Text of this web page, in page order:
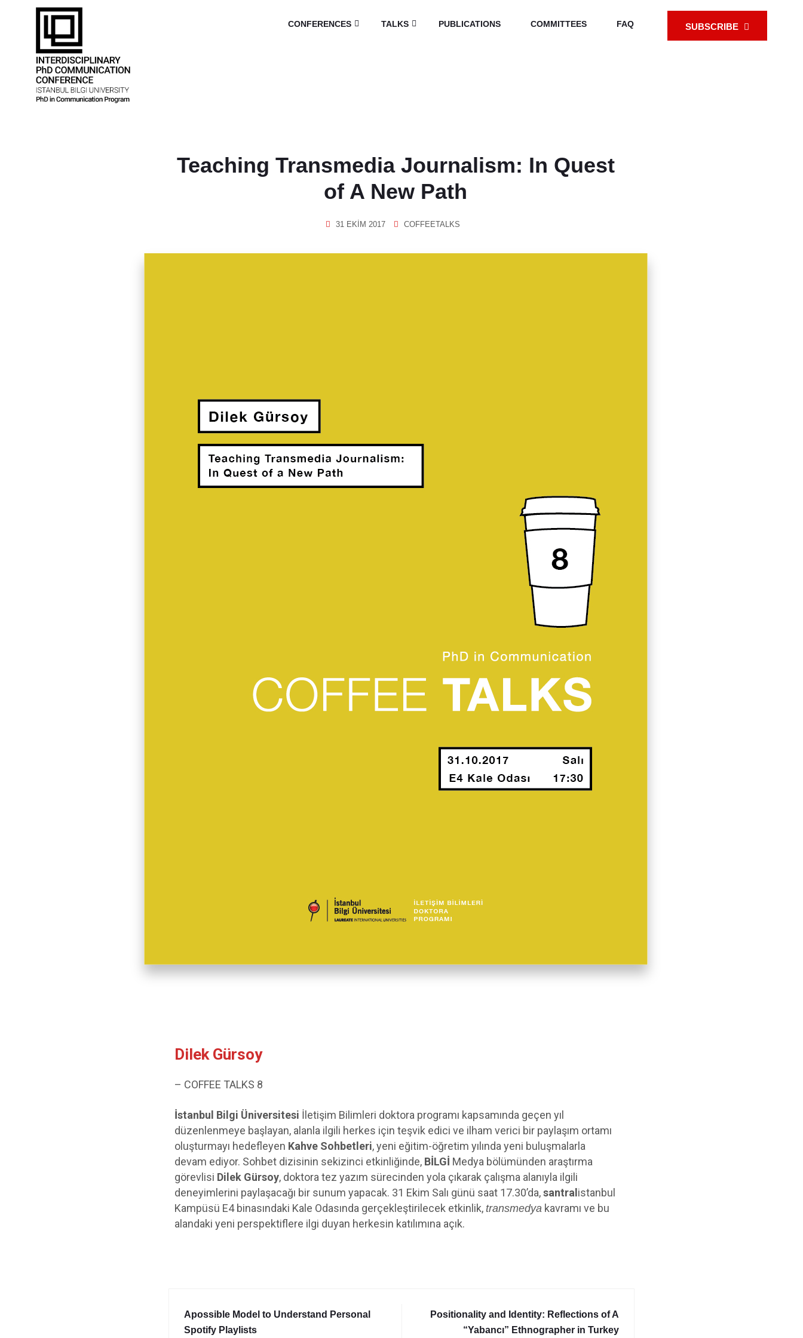
CONFERENCES TALKS PUBLICATIONS COMMITTEES FAQ SUBSCRIBE
Teaching Transmedia Journalism: In Quest
of A New Path
31 EKIM 2017 COFFEETALKS
Dilek Gürsoy
– COFFEE TALKS 8
İstanbul Bilgi Üniversitesi İletişim Bilimleri doktora programı kapsamında geçen yıl
düzenlenmeye başlayan, alanla ilgili herkes için teşvik edici ve ilham verici bir paylaşım ortamı
oluşturmayı hedefleyen Kahve Sohbetleri, yeni eğitim-öğretim yılında yeni buluşmalarla
devam ediyor. Sohbet dizisinin sekizinci etkinliğinde, BİLGİ Medya bölümünden araştırma
görevlisi Dilek Gürsoy, doktora tez yazım sürecinden yola çıkarak çalışma alanıyla ilgili
deneyimlerini paylaşacağı bir sunum yapacak. 31 Ekim Salı günü saat 17.30’da,santral istanbul
Kampüsü E4 binasındaki Kale Odasında gerçekleştirilecek etkinlik, transmedya kavramı ve bu
alandaki yeni perspektiflere ilgi duyan herkesin katılımına açık.
Apossible Model to Understand Personal
Spotify Playlists
Positionality and Identity: Reflections of A
“Yabancı” Ethnographer in Turkey